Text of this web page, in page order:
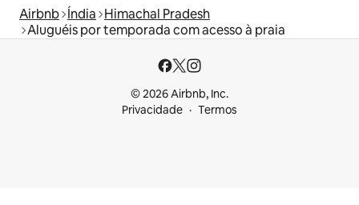
Airbnb Índia Himachal Pradesh
Aluguéis por temporada com acesso à praia
© 2026 Airbnb, Inc.
Privacidade
Termos